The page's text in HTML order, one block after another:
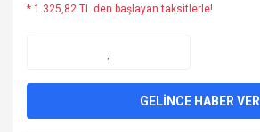
* 1.325,82 TL den başlayan taksitlerle!
GELİNCE HABER VER